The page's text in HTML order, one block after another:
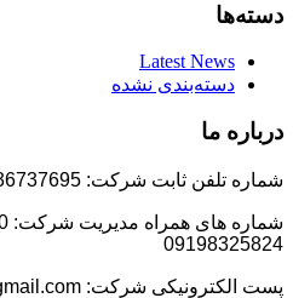
دسته‌ها
Latest News
دسته‌بندی نشده
درباره ما
شماره تلفن ثابت شرکت: 02136737695
09198325824
پست الکترونیکی شرکت: amin.hosein@gmail.com